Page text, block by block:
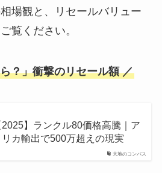
場観と、リセールバリュー
覧ください。
？」衝撃のリセール額 ／
大地のコンパス
2025】ランクル80価格高騰｜ア
リカ輸出で500万超えの現実